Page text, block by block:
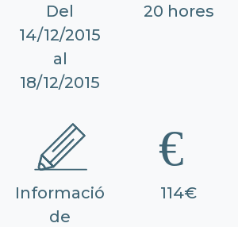
Del
14/12/2015
al
18/12/2015
20 hores
Informació
de
114€